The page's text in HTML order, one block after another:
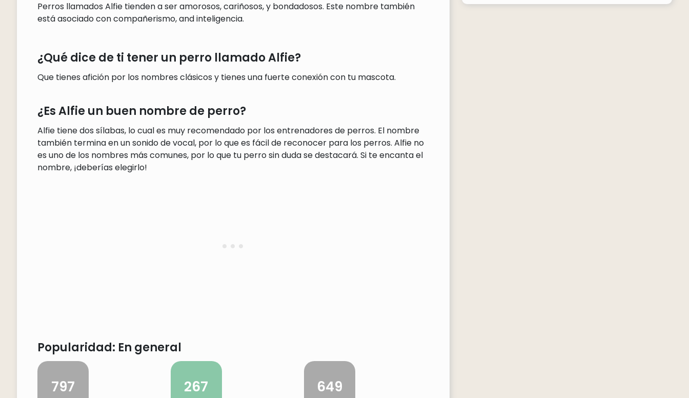
Perros llamados Alfie tienden a ser amorosos, cariñosos, y bondadosos. Este nombre también
está asociado con compañerismo, and inteligencia.
¿Qué dice de ti tener un perro llamado Alfie?
Que tienes afición por los nombres clásicos y tienes una fuerte conexión con tu mascota.
¿Es Alfie un buen nombre de perro?
Alfie tiene dos sílabas, lo cual es muy recomendado por los entrenadores de perros. El nombre
también termina en un sonido de vocal, por lo que es fácil de reconocer para los perros. Alfie no
es uno de los nombres más comunes, por lo que tu perro sin duda se destacará. Si te encanta el
nombre, ¡deberías elegirlo!
Popularidad: En general
797 267 649